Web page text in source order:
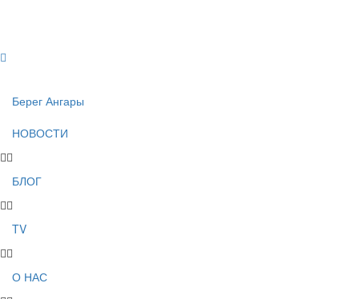
Берег Ангары
НОВОСТИ
БЛОГ
TV
О НАС